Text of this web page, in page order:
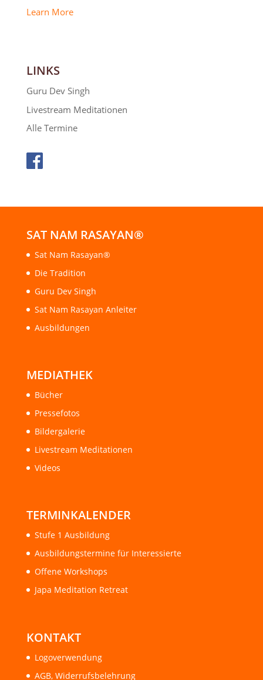
Learn More
LINKS
Guru Dev Singh
Livestream Meditationen
Alle Termine
SAT NAM RASAYAN®
Sat Nam Rasayan®
Die Tradition
Guru Dev Singh
Sat Nam Rasayan Anleiter
Ausbildungen
MEDIATHEK
Bücher
Pressefotos
Bildergalerie
Livestream Meditationen
Videos
TERMINKALENDER
Stufe 1 Ausbildung
Ausbildungstermine für Interessierte
Offene Workshops
Japa Meditation Retreat
KONTAKT
Logoverwendung
AGB, Widerrufsbelehrung